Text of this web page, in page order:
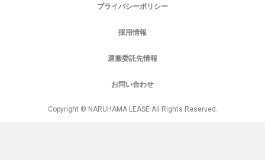
プライバシーポリシー
採用情報
運搬委託先情報
お問い合わせ
Copyright © NARUHAMA LEASE All Rights Reserved.